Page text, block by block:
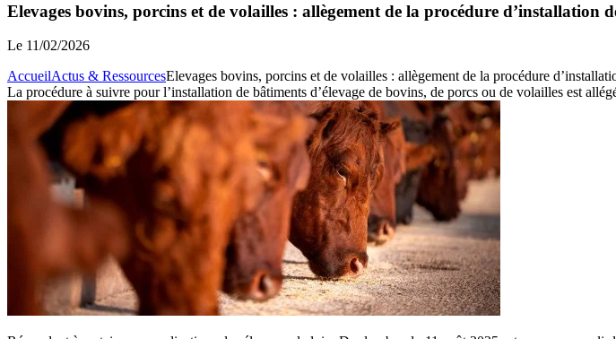
Elevages bovins, porcins et de volailles : allègement de la procédure d’installation
Le 11/02/2026
AccueilActus & RessourcesElevages bovins, porcins et de volailles : allègement de la procédure
La procédure à suivre pour l’installation de bâtiments d’élevage de bovins, de porcs ou de volailles est